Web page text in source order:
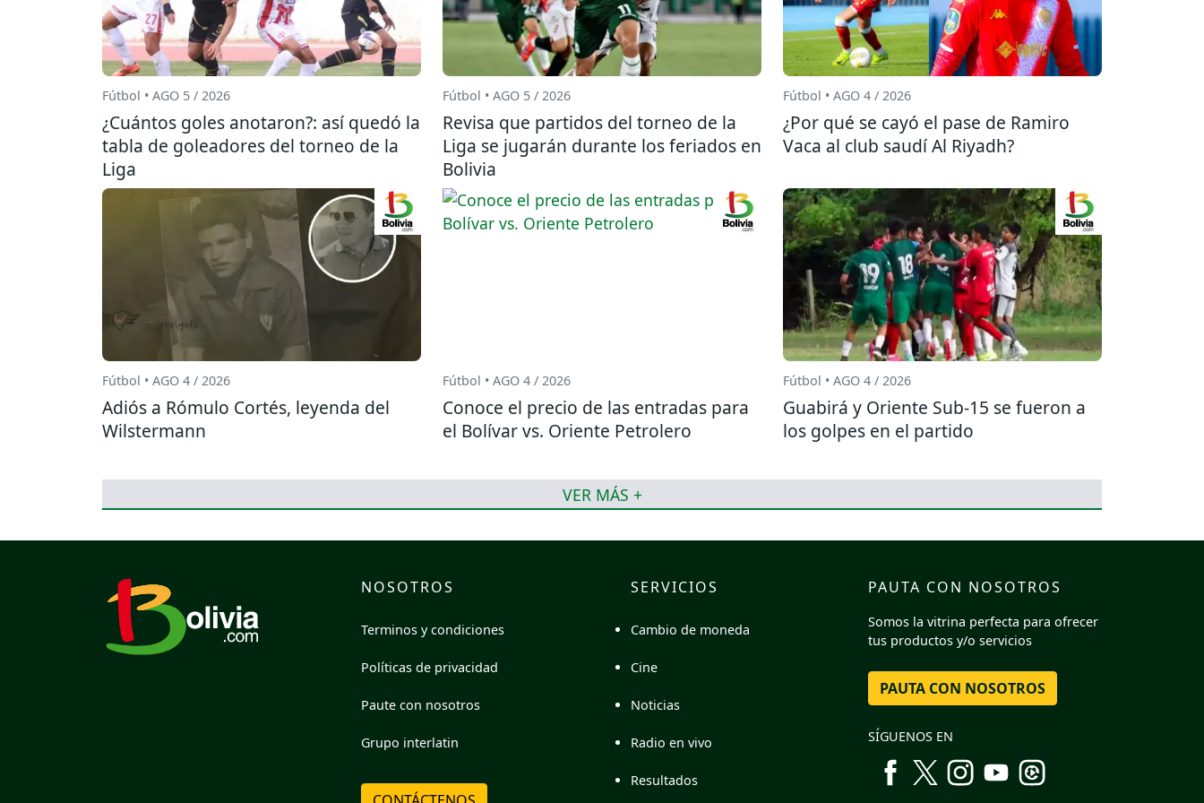
Fútbol • AGO 5 / 2026
¿Cuántos goles anotaron?: así quedó la
tabla de goleadores del torneo de la
Liga
Fútbol • AGO 5 / 2026
Revisa que partidos del torneo de la
Liga se jugarán durante los feriados en
Bolivia
Fútbol • AGO 4 / 2026
¿Por qué se cayó el pase de Ramiro
Vaca al club saudí Al Riyadh?
Fútbol • AGO 4 / 2026
Adiós a Rómulo Cortés, leyenda del
Wilstermann
Fútbol • AGO 4 / 2026
Conoce el precio de las entradas para
el Bolívar vs. Oriente Petrolero
Fútbol • AGO 4 / 2026
Guabirá y Oriente Sub-15 se fueron a
los golpes en el partido
VER MÁS +
NOSOTROS
Terminos y condiciones
Políticas de privacidad
Paute con nosotros
Grupo interlatin
SERVICIOS
Cambio de moneda
Cine
Noticias
Radio en vivo
Resultados
PAUTA CON NOSOTROS
Somos la vitrina perfecta para ofrecer
tus productos y/o servicios
PAUTA CON NOSOTROS
SÍGUENOS EN